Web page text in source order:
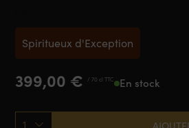
399,00 € / 70 cl TTC En stock
1
Spiritueux d'Exception